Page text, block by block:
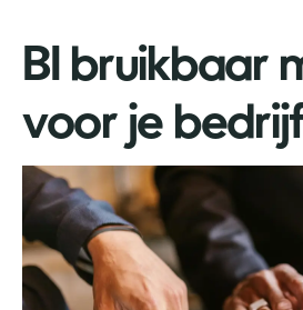
BI bruikbaar
voor je